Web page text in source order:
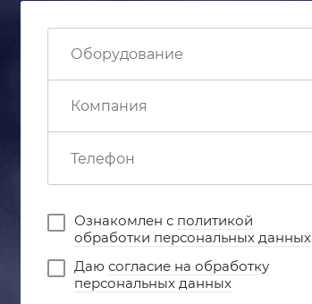
Ознакомлен с политикой
обработки персональных данных
Даю согласие на обработку
персональных данных